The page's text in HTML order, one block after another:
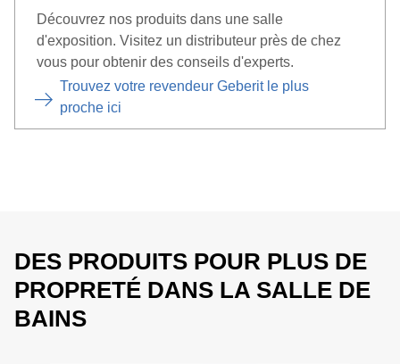
Découvrez nos produits dans une salle
d'exposition. Visitez un distributeur près de chez
vous pour obtenir des conseils d'experts.
Trouvez votre revendeur Geberit le plus
proche ici
DES PRODUITS POUR PLUS DE
PROPRETÉ DANS LA SALLE DE
BAINS